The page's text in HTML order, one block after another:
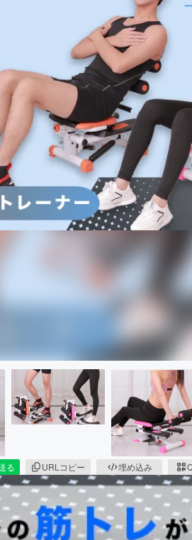
書籍・雑誌出版
チャレンジ
CAMPFIRE
CAMPFIRE
る URLコピー 埋め込み